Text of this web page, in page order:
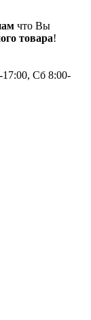
что Вы
товара!
Сб 8:00-